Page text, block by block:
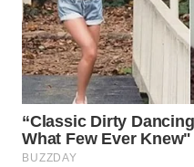
SUKABUMI
WN
PURWAKARTA
WN
PRIANGAN
TIMUR